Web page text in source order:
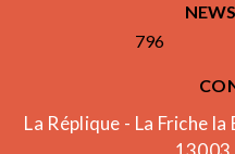
796
La Réplique - La Friche